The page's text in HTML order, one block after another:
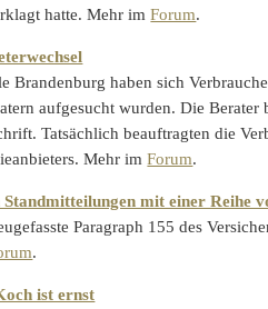
hatte. Mehr imForum.
Brandenburg haben sich
aufgesucht wurden. Die Berater
Tatsächlich beauftragten die
Mehr imForum.
Standmitteilungen mit einer Reihe
Paragraph 155 des
.
ist ernst